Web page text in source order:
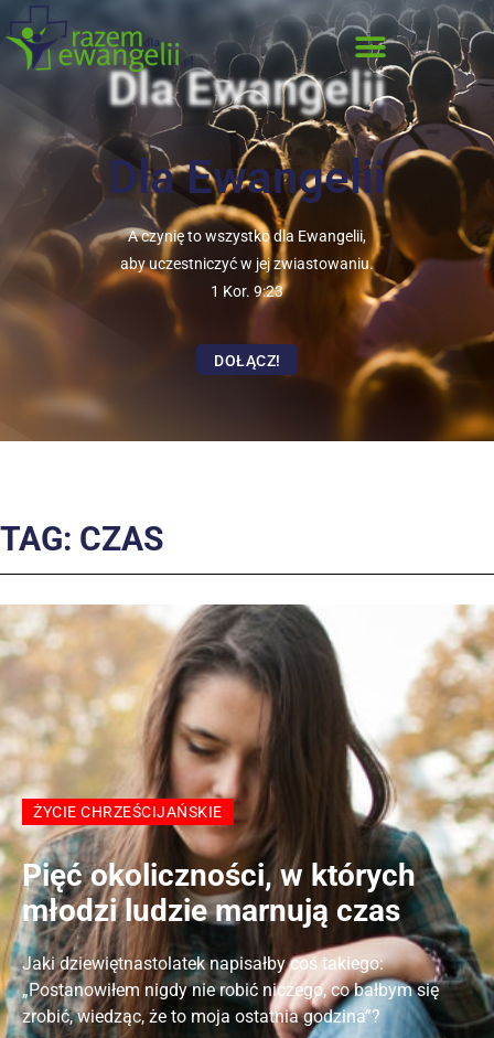
Dla Ewangelii
Dla Ewangelii
A czynię to wszystko dla Ewangelii,
aby uczestniczyć w jej zwiastowaniu.
1 Kor. 9:23
DOŁĄCZ!
TAG: CZAS
ŻYCIE CHRZEŚCIJAŃSKIE
Pięć okoliczności, w których
młodzi ludzie marnują czas
Jaki dziewiętnastolatek napisałby coś takiego:
„Postanowiłem nigdy nie robić niczego, co bałbym się
zrobić, wiedząc, że to moja ostatnia godzina”?